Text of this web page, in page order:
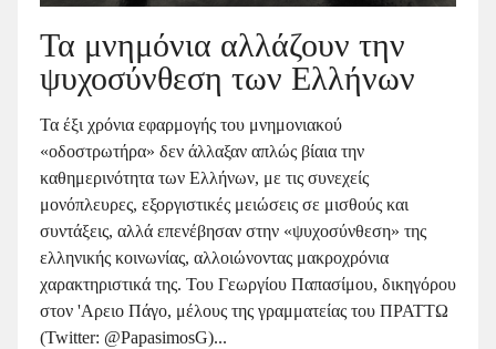
Τα μνημόνια αλλάζουν την
ψυχοσύνθεση των Ελλήνων
Τα έξι χρόνια εφαρμογής του μνημονιακού
«οδοστρωτήρα» δεν άλλαξαν απλώς βίαια την
καθημερινότητα των Ελλήνων, με τις συνεχείς
μονόπλευρες, εξοργιστικές μειώσεις σε μισθούς και
συντάξεις, αλλά επενέβησαν στην «ψυχοσύνθεση» της
ελληνικής κοινωνίας, αλλοιώνοντας μακροχρόνια
χαρακτηριστικά της. Του Γεωργίου Παπασίμου, δικηγόρου
στον 'Αρειο Πάγο, μέλους της γραμματείας του ΠΡΑΤΤΩ
(Twitter: @PapasimosG)...